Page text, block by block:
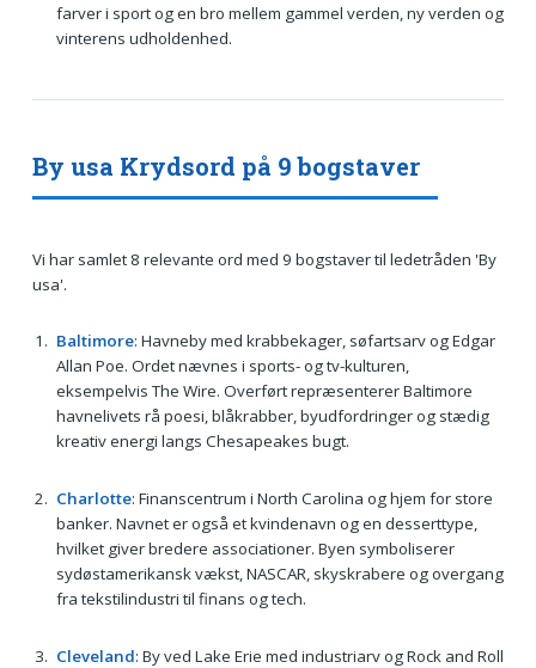
farver i sport og en bro mellem gammel verden, ny verden og
vinterens udholdenhed.
By usa Krydsord på 9 bogstaver
Vi har samlet 8 relevante ord med 9 bogstaver til ledetråden 'By
usa'.
Baltimore: Havneby med krabbekager, søfartsarv og Edgar
Allan Poe. Ordet nævnes i sports- og tv-kulturen,
eksempelvis The Wire. Overført repræsenterer Baltimore
havnelivets rå poesi, blåkrabber, byudfordringer og stædig
kreativ energi langs Chesapeakes bugt.
Charlotte: Finanscentrum i North Carolina og hjem for store
banker. Navnet er også et kvindenavn og en desserttype,
hvilket giver bredere associationer. Byen symboliserer
sydøstamerikansk vækst, NASCAR, skyskrabere og overgang
fra tekstilindustri til finans og tech.
Cleveland: By ved Lake Erie med industriarv og Rock and Roll